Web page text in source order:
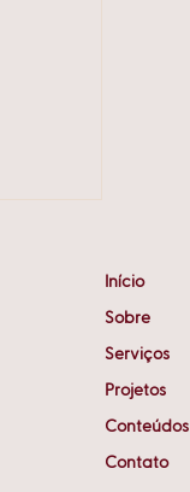
Início
Sobre
Serviços
Projetos
Conteúdos
Contato